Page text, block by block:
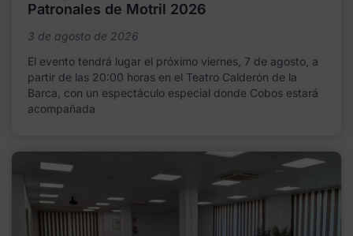
Patronales de Motril 2026
3 de agosto de 2026
El evento tendrá lugar el próximo viernes, 7 de agosto, a
partir de las 20:00 horas en el Teatro Calderón de la
Barca, con un espectáculo especial donde Cobos estará
acompañada